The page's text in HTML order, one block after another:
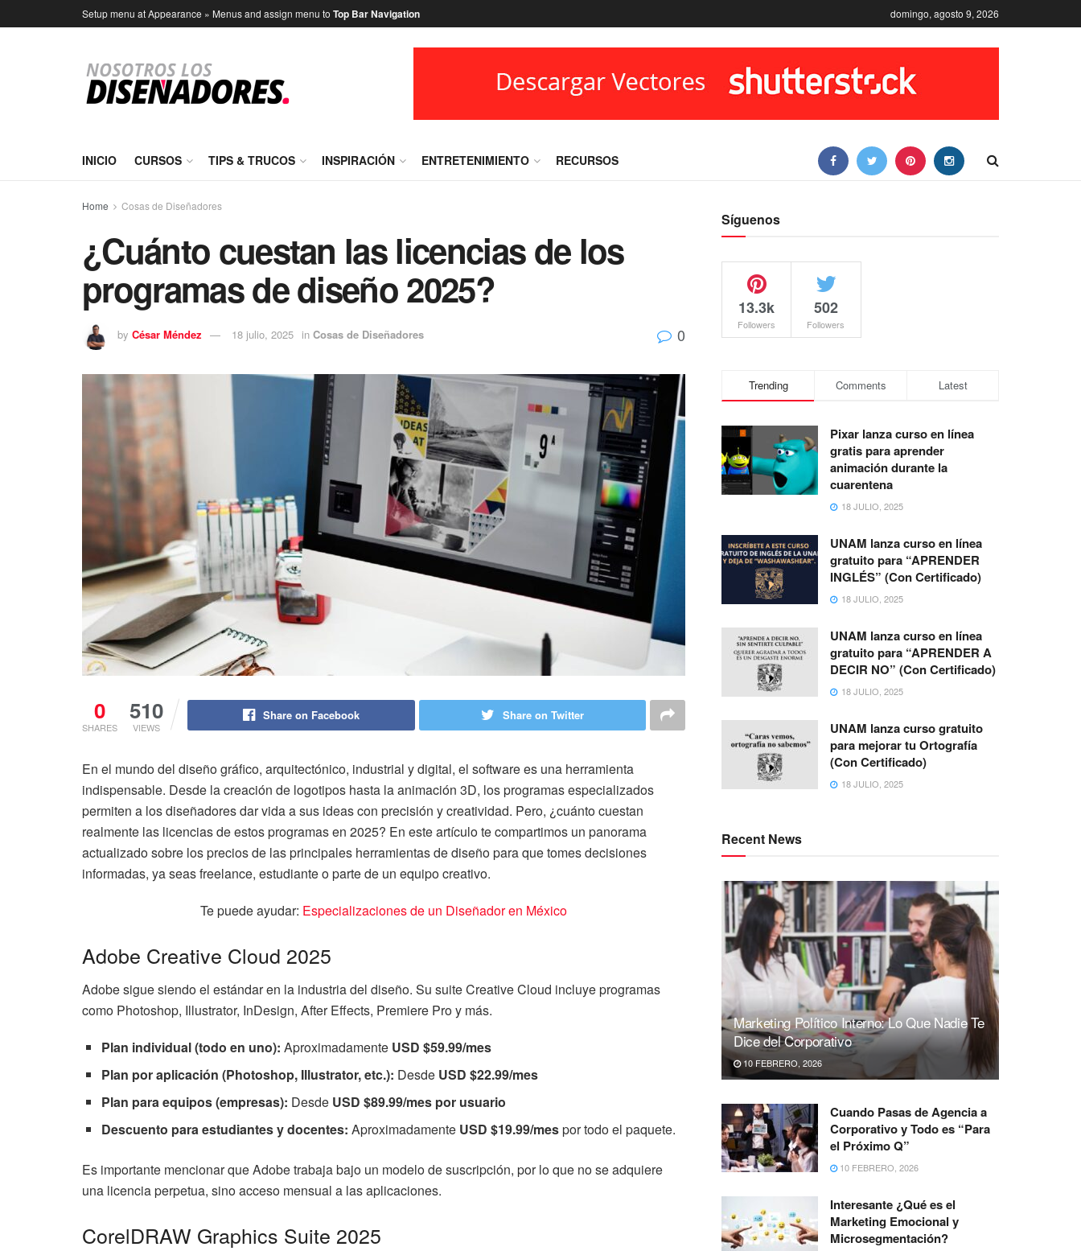
Setup menu at Appearance » Menus and assign menu to Top Bar Navigation domingo, agosto 9, 2026
INICIO CURSOS TIPS & TRUCOS INSPIRACIÓN ENTRETENIMIENTO RECURSOS
Home Cosas de Diseñadores
¿Cuánto cuestan las licencias de los
programas de diseño 2025?
by César Méndez 18 julio, 2025 in Cosas de Diseñadores 0
0
SHARES
510
VIEWS
Share on Facebook Share on Twitter
En el mundo del diseño gráfico, arquitectónico, industrial y digital, el software es una herramienta
indispensable. Desde la creación de logotipos hasta la animación 3D, los programas especializados
permiten a los diseñadores dar vida a sus ideas con precisión y creatividad. Pero, ¿cuánto cuestan
realmente las licencias de estos programas en 2025? En este artículo te compartimos un panorama
actualizado sobre los precios de las principales herramientas de diseño para que tomes decisiones
informadas, ya seas freelance, estudiante o parte de un equipo creativo.
Te puede ayudar: Especializaciones de un Diseñador en México
Adobe Creative Cloud 2025
Adobe sigue siendo el estándar en la industria del diseño. Su suite Creative Cloud incluye programas
como Photoshop, Illustrator, InDesign, After Effects, Premiere Pro y más.
Plan individual (todo en uno): Aproximadamente USD $59.99/mes
Plan por aplicación (Photoshop, Illustrator, etc.): Desde USD $22.99/mes
Plan para equipos (empresas): Desde USD $89.99/mes por usuario
Descuento para estudiantes y docentes: Aproximadamente USD $19.99/mespor todo el paquete.
Es importante mencionar que Adobe trabaja bajo un modelo de suscripción, por lo que no se adquiere
una licencia perpetua, sino acceso mensual a las aplicaciones.
CorelDRAW Graphics Suite 2025
Síguenos
13.3k
Followers
502
Followers
Trending Comments Latest
Pixar lanza curso en línea
gratis para aprender
animación durante la
cuarentena
18 JULIO, 2025
UNAM lanza curso en línea
gratuito para “APRENDER
INGLÉS” (Con Certificado)
18 JULIO, 2025
UNAM lanza curso en línea
gratuito para “APRENDER A
DECIR NO” (Con Certificado)
18 JULIO, 2025
UNAM lanza curso gratuito
para mejorar tu Ortografía
(Con Certificado)
18 JULIO, 2025
Recent News
Marketing Político Interno: Lo Que Nadie Te
Dice del Corporativo
10 FEBRERO, 2026
Cuando Pasas de Agencia a
Corporativo y Todo es “Para
el Próximo Q”
10 FEBRERO, 2026
Interesante ¿Qué es el
Marketing Emocional y
Microsegmentación?